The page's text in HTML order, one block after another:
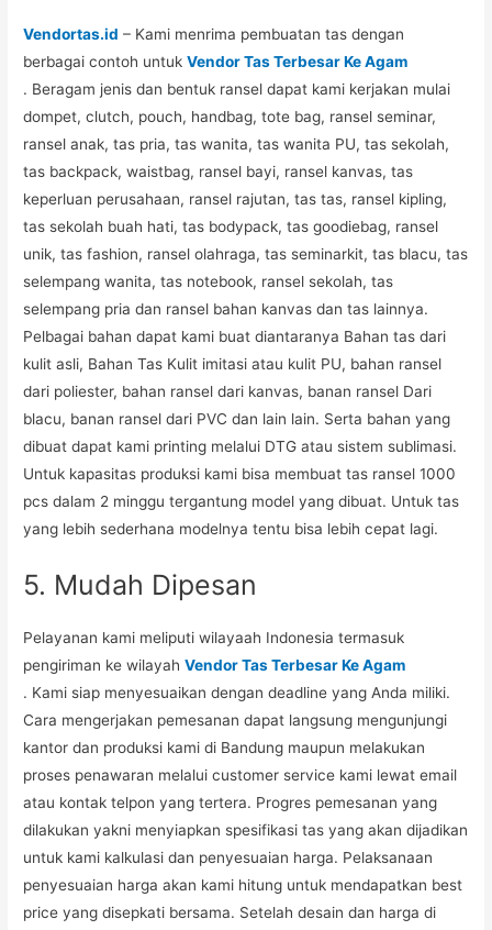
Vendortas.id – Kami menrima pembuatan tas dengan
berbagai contoh untukVendor Tas Terbesar Ke Agam
. Beragam jenis dan bentuk ransel dapat kami kerjakan mulai
dompet, clutch, pouch, handbag, tote bag, ransel seminar,
ransel anak, tas pria, tas wanita, tas wanita PU, tas sekolah,
tas backpack, waistbag, ransel bayi, ransel kanvas, tas
keperluan perusahaan, ransel rajutan, tas tas, ransel kipling,
tas sekolah buah hati, tas bodypack, tas goodiebag, ransel
unik, tas fashion, ransel olahraga, tas seminarkit, tas blacu, tas
selempang wanita, tas notebook, ransel sekolah, tas
selempang pria dan ransel bahan kanvas dan tas lainnya.
Pelbagai bahan dapat kami buat diantaranya Bahan tas dari
kulit asli, Bahan Tas Kulit imitasi atau kulit PU, bahan ransel
dari poliester, bahan ransel dari kanvas, banan ransel Dari
blacu, banan ransel dari PVC dan lain lain. Serta bahan yang
dibuat dapat kami printing melalui DTG atau sistem sublimasi.
Untuk kapasitas produksi kami bisa membuat tas ransel 1000
pcs dalam 2 minggu tergantung model yang dibuat. Untuk tas
yang lebih sederhana modelnya tentu bisa lebih cepat lagi.
5. Mudah Dipesan
Pelayanan kami meliputi wilayaah Indonesia termasuk
pengiriman ke wilayahVendor Tas Terbesar Ke Agam
. Kami siap menyesuaikan dengan deadline yang Anda miliki.
Cara mengerjakan pemesanan dapat langsung mengunjungi
kantor dan produksi kami di Bandung maupun melakukan
proses penawaran melalui customer service kami lewat email
atau kontak telpon yang tertera. Progres pemesanan yang
dilakukan yakni menyiapkan spesifikasi tas yang akan dijadikan
untuk kami kalkulasi dan penyesuaian harga. Pelaksanaan
penyesuaian harga akan kami hitung untuk mendapatkan best
price yang disepkati bersama. Setelah desain dan harga di